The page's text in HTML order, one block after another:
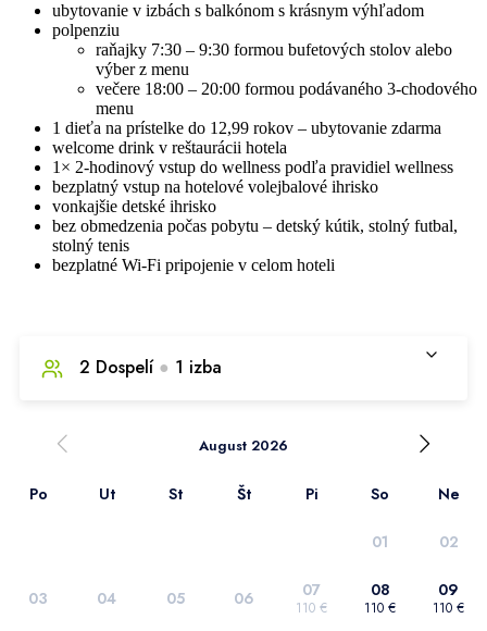
ubytovanie v izbách s balkónom s krásnym výhľadom
polpenziu
raňajky 7:30 – 9:30 formou bufetových stolov alebo
výber z menu
večere 18:00 – 20:00 formou podávaného 3-chodového
menu
1 dieťa na prístelke do 12,99 rokov – ubytovanie zdarma
welcome drink v reštaurácii hotela
1× 2-hodinový vstup do wellness podľa pravidiel wellness
bezplatný vstup na hotelové volejbalové ihrisko
vonkajšie detské ihrisko
bez obmedzenia počas pobytu – detský kútik, stolný futbal,
stolný tenis
bezplatné Wi-Fi pripojenie v celom hoteli